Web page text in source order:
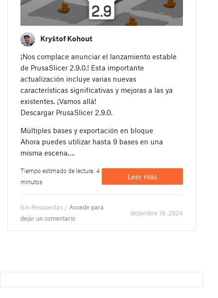
Kryštof Kohout
¡Nos complace anunciar el lanzamiento estable
de PrusaSlicer 2.9.0.! Esta importante
actualización incluye varias nuevas
características significativas y mejoras a las ya
existentes. ¡Vamos allá!
Descargar PrusaSlicer 2.9.0.
Múltiples bases y exportación en bloque
Ahora puedes utilizar hasta 9 bases en una
misma escena….
Tiempo estimado de lectura: 4
minutos
Leer más
Sin Respuestas / Accede para
dejar un comentario
diciembre 19. 2024